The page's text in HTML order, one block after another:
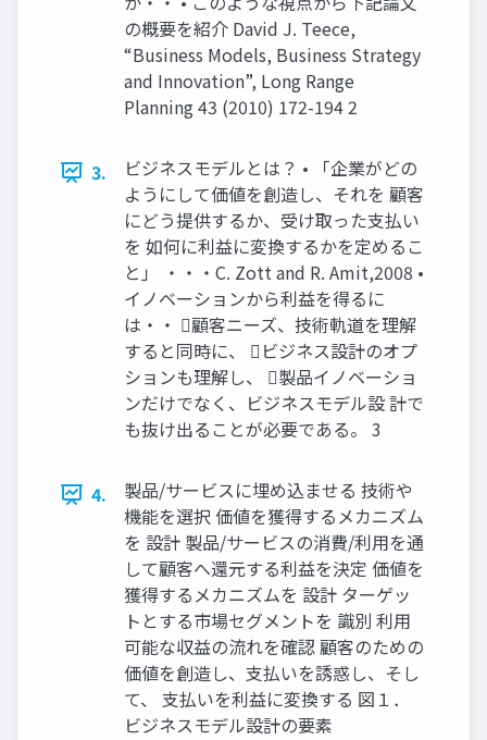
の概要を紹介 David J. Teece,
“Business Models, Business Strategy
and Innovation”, Long Range
Planning 43 (2010) 172-194 2
3.
ビジネスモデルとは？ • 「企業がどの
ようにして価値を創造し、それを 顧客
にどう提供するか、受け取った支払い
を 如何に利益に変換するかを定めるこ
と」 ・・・C. Zott and R. Amit,2008 •
イノベーションから利益を得るに
は・・ 顧客ニーズ、技術軌道を理解
すると同時に、 ビジネス設計のオプ
ションも理解し、 製品イノベーショ
ンだけでなく、ビジネスモデル設 計で
も抜け出ることが必要である。 3
4.
製品/サービスに埋め込ませる 技術や
機能を選択 価値を獲得するメカニズム
を 設計 製品/サービスの消費/利用を通
して顧客へ還元する利益を決定 価値を
獲得するメカニズムを 設計 ターゲッ
トとする市場セグメントを 識別 利用
可能な収益の流れを確認 顧客のための
価値を創造し、支払いを誘惑し、そし
て、 支払いを利益に変換する 図１．
ビジネスモデル設計の要素